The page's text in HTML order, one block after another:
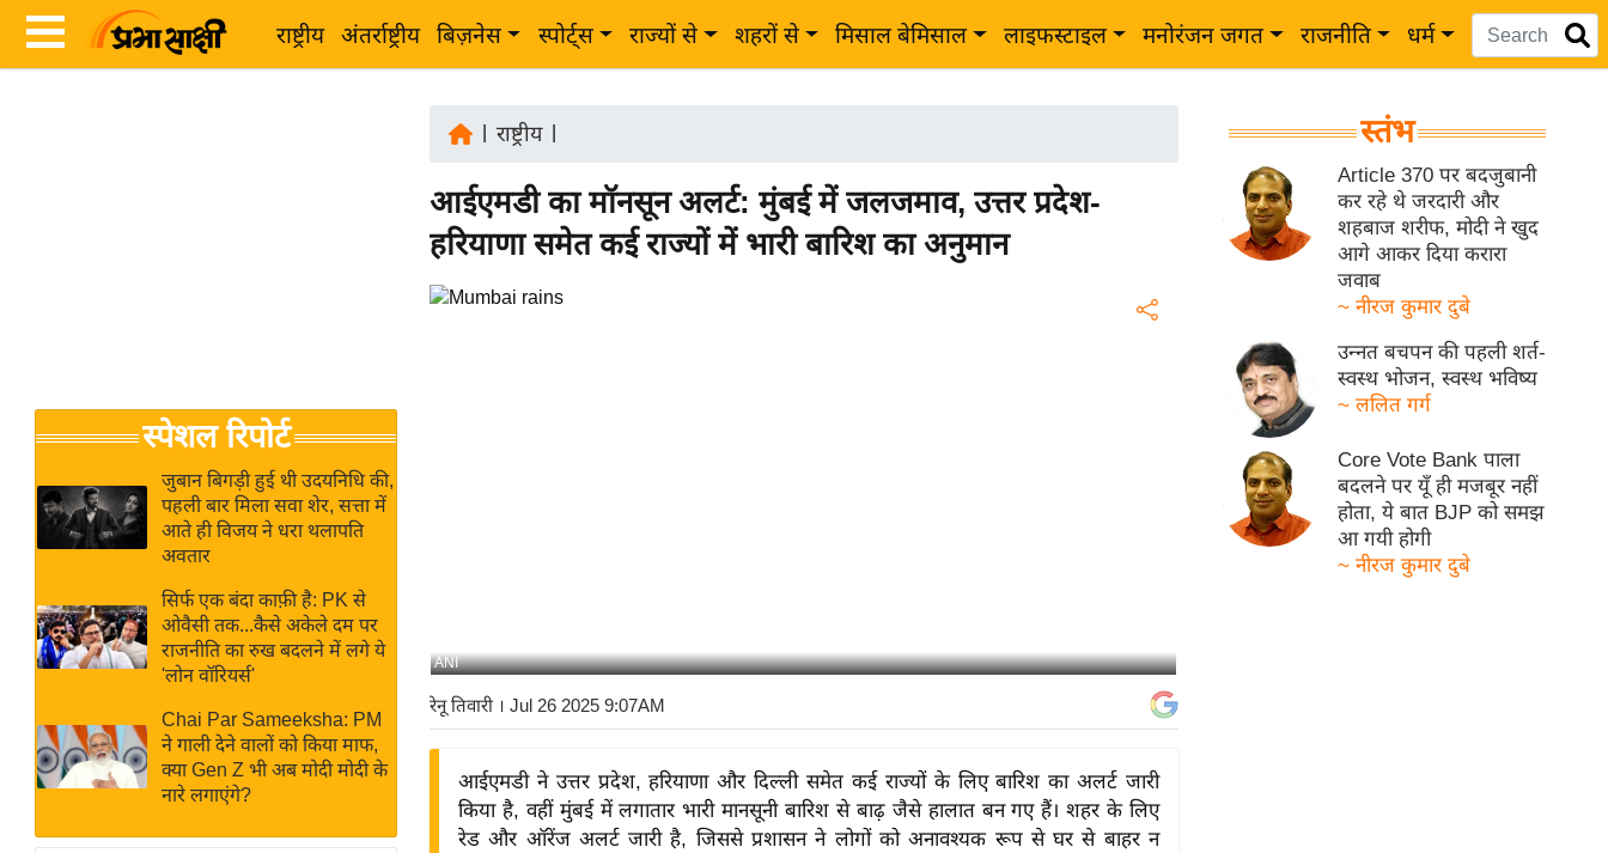
राष्ट्रीय अंतर्राष्ट्रीय बिज़नेस स्पोर्ट्स राज्यों से शहरों से मिसाल बेमिसाल लाइफस्टाइल मनोरंजन जगत राजनीति धर्म
Breaking
News in
Hindi
Hindi
Hindi
जगत
राय
बजट
क्रिकेट
IPL
ई-पेपर
मिसाल बेमिसाल
स्पेशल रिपोर्ट
जुबान बिगड़ी हुई थी उदयनिधि की,
पहली बार मिला सवा शेर, सत्ता में
आते ही विजय ने धरा थलापति
अवतार
सिर्फ एक बंदा काफ़ी है: PK से
ओवैसी तक...कैसे अकेले दम पर
राजनीति का रुख बदलने में लगे ये
'लोन वॉरियर्स'
Chai Par Sameeksha: PM
ने गाली देने वालों को किया माफ,
क्या Gen Z भी अब मोदी मोदी के
नारे लगाएंगे?
राष्ट्रीय|
आईएमडी का मॉनसून अलर्ट: मुंबई में जलजमाव, उत्तर प्रदेश-
हरियाणा समेत कई राज्यों में भारी बारिश का अनुमान
ANI
रेनू तिवारी । Jul 26 2025 9:07AM
आईएमडी ने उत्तर प्रदेश, हरियाणा और दिल्ली समेत कई राज्यों के लिए बारिश का अलर्ट जारी
किया है, वहीं मुंबई में लगातार भारी मानसूनी बारिश से बाढ़ जैसे हालात बन गए हैं। शहर के लिए
रेड और ऑरेंज अलर्ट जारी है, जिससे प्रशासन ने लोगों को अनावश्यक रूप से घर से बाहर न
स्तंभ
Article 370 पर बदजुबानी
कर रहे थे जरदारी और
शहबाज शरीफ, मोदी ने खुद
आगे आकर दिया करारा
जवाब
~ नीरज कुमार दुबे
उन्नत बचपन की पहली शर्त-
स्वस्थ भोजन, स्वस्थ भविष्य
~ ललित गर्ग
Core Vote Bank पाला
बदलने पर यूँ ही मजबूर नहीं
होता, ये बात BJP को समझ
आ गयी होगी
~ नीरज कुमार दुबे